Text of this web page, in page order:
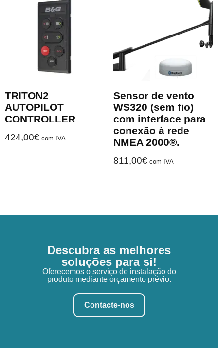
TRITON2
AUTOPILOT
CONTROLLER
424,00€ com IVA
Sensor de vento
WS320 (sem fio)
com interface para
conexão à rede
NMEA 2000®.
811,00€ com IVA
Descubra as melhores
soluções para si!
Oferecemos o serviço de instalação do
produto mediante orçamento prévio.
Contacte-nos